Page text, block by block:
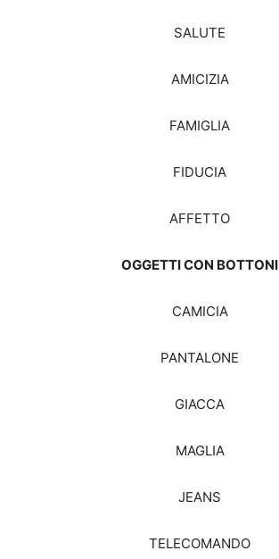
SALUTE
AMICIZIA
FAMIGLIA
FIDUCIA
AFFETTO
OGGETTI CON BOTTONI
CAMICIA
PANTALONE
GIACCA
MAGLIA
JEANS
TELECOMANDO